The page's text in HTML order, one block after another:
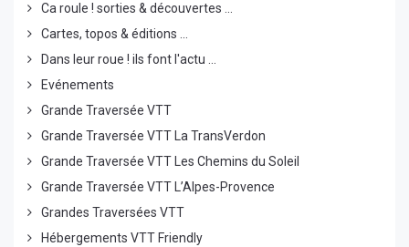
Ca roule ! sorties & découvertes ...
Cartes, topos & éditions ...
Dans leur roue ! ils font l'actu ...
Evénements
Grande Traversée VTT
Grande Traversée VTT La TransVerdon
Grande Traversée VTT Les Chemins du Soleil
Grande Traversée VTT L’Alpes-Provence
Grandes Traversées VTT
Hébergements VTT Friendly